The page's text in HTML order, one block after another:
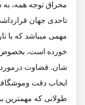
محراق توجه همه، به
تاحدی جهان
مهمی میباشد که با
خورده است،
شان. قضاوت
ایجاب دقت
طولانی که مهمترین